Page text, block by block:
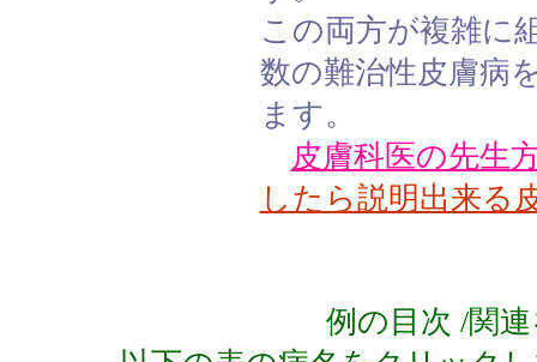
この両方が複雑に
数の難治性皮膚病
ます。
皮膚科医の先生
したら説明出来る
例の目次 /関